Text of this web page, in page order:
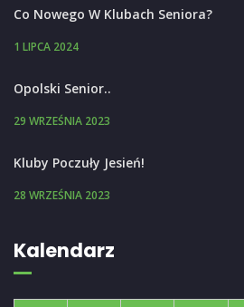
Co Nowego W Klubach Seniora?
1 LIPCA 2024
Opolski Senior..
29 WRZEŚNIA 2023
Kluby Poczuły Jesień!
28 WRZEŚNIA 2023
Kalendarz